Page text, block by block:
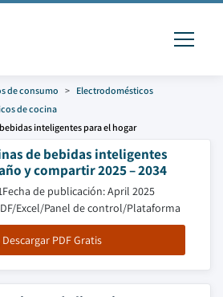
de consumo
Electrodomésticos
de cocina
inteligentes para el hogar
de bebidas inteligentes
y compartir 2025 – 2034
Fecha de publicación: April 2025
Excel/Panel de control/Plataforma
Descargar PDF Gratis